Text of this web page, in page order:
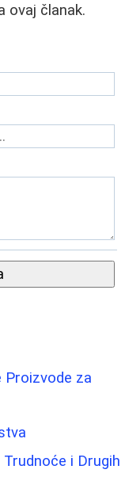
ovaj članak.
Proizvode za
i Drugih